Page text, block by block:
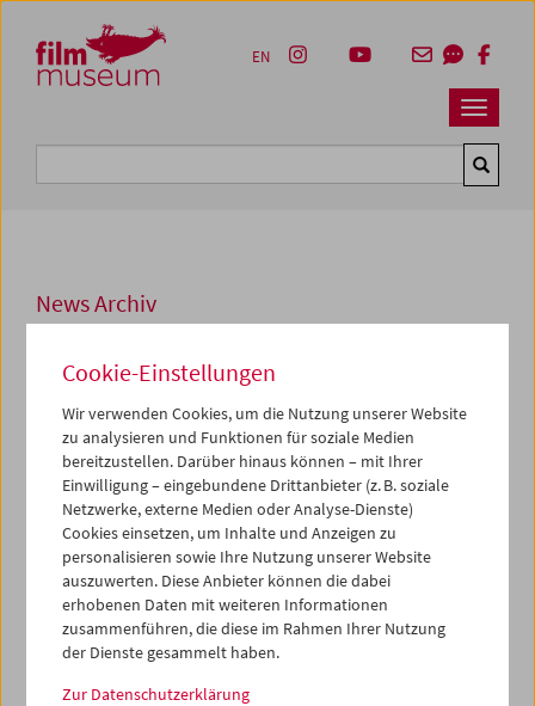
Zum Inhalt
Zum Hauptmenü
Zur Servicenavigation
Zum Suche
Navbar
EN
News Archiv
Wiederbestellung der Direktion
Der Vorstand des Österreichischen Filmmuseums hat in
seiner Sommersitzung die Direktion des Hauses -
Alexander Horwath, Direktor und Geschäftsführer, und
Andrea Glawogger, stellvertretende Geschäftsführerin -
einstimmig wiederbestellt.
"Alexander Horwath und Andrea Glawogger sind seit
Anfang 2002 für das Filmmuseum tätig und können auf
eine äußerst erfolgreiche Entwicklung des Hauses
verweisen", so Daniel Charim, Obmann des
Filmmuseums. "Dies gilt für die Programm- und
Cookie-Einstellungen
Wir verwenden Cookies, um die Nutzung unserer Website
zu analysieren und Funktionen für soziale Medien
bereitzustellen. Darüber hinaus können – mit Ihrer
Einwilligung – eingebundene Drittanbieter (z. B. soziale
Netzwerke, externe Medien oder Analyse-Dienste)
Cookies einsetzen, um Inhalte und Anzeigen zu
personalisieren sowie Ihre Nutzung unserer Website
auszuwerten. Diese Anbieter können die dabei
erhobenen Daten mit weiteren Informationen
zusammenführen, die diese im Rahmen Ihrer Nutzung
der Dienste gesammelt haben.
Zur Datenschutzerklärung